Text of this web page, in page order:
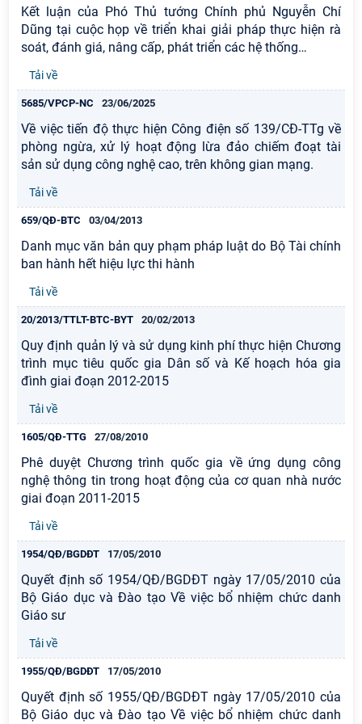
Kết luận của Phó Thủ tướng Chính phủ Nguyễn Chí
Dũng tại cuộc họp về triển khai giải pháp thực hiện rà
soát, đánh giá, nâng cấp, phát triển các hệ thống…
Tải về
5685/VPCP-NC 23/06/2025
Về việc tiến độ thực hiện Công điện số 139/CĐ-TTg về
phòng ngừa, xử lý hoạt động lừa đảo chiếm đoạt tài
sản sử dụng công nghệ cao, trên không gian mạng.
Tải về
659/QĐ-BTC 03/04/2013
Danh mục văn bản quy phạm pháp luật do Bộ Tài chính
ban hành hết hiệu lực thi hành
Tải về
20/2013/TTLT-BTC-BYT 20/02/2013
Quy định quản lý và sử dụng kinh phí thực hiện Chương
trình mục tiêu quốc gia Dân số và Kế hoạch hóa gia
đình giai đoạn 2012-2015
Tải về
1605/QĐ-TTG 27/08/2010
Phê duyệt Chương trình quốc gia về ứng dụng công
nghệ thông tin trong hoạt động của cơ quan nhà nước
giai đoạn 2011-2015
Tải về
1954/QĐ/BGDĐT 17/05/2010
Quyết định số 1954/QĐ/BGDĐT ngày 17/05/2010 của
Bộ Giáo dục và Đào tạo Về việc bổ nhiệm chức danh
Giáo sư
Tải về
1955/QĐ/BGDĐT 17/05/2010
Quyết định số 1955/QĐ/BGDĐT ngày 17/05/2010 của
Bộ Giáo dục và Đào tạo Về việc bổ nhiệm chức danh